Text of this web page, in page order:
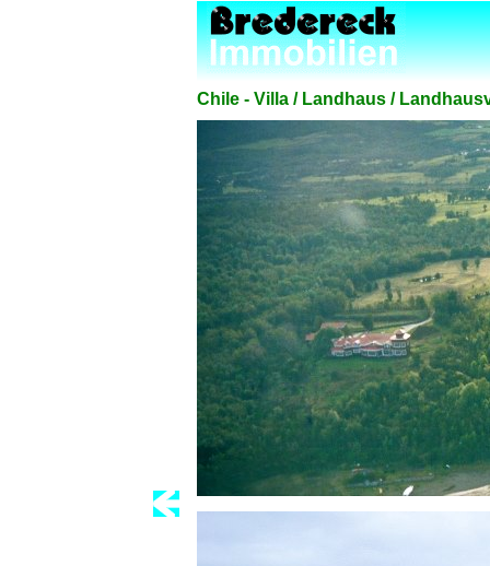
Chile - Villa / Landhaus /